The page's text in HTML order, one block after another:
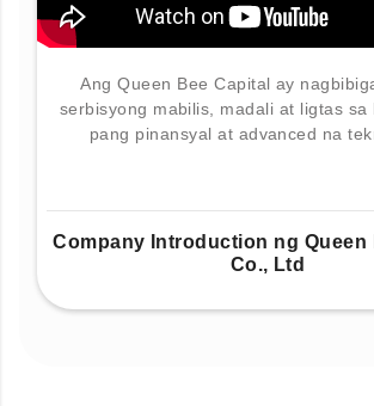
Ang Queen Bee Capital ay
serbisyong mabilis, madali at ligtas sa
pang pinansyal at advanced na
Company Introduction ng Queen
Co., Ltd